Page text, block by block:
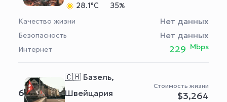
28.1°C 35%
Качество жизни Нет данных
Безопасность Нет данных
Интернет 229 Mbps
6
🇨🇭 Базель,
Швейцария
Стоимость жизни
$3,264